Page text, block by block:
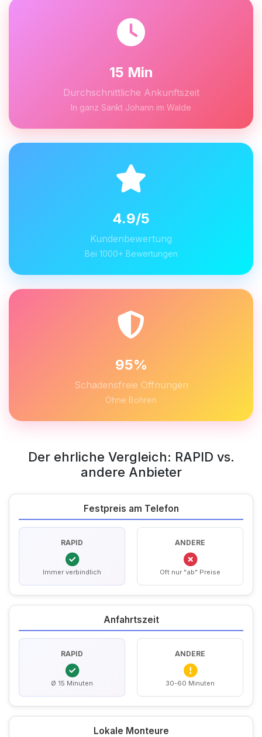
15 Min
Durchschnittliche Ankunftszeit
In ganz Sankt Johann im Walde
4.9/5
Kundenbewertung
Bei 1000+ Bewertungen
95%
Schadensfreie Öffnungen
Ohne Bohren
Der ehrliche Vergleich: RAPID vs.
andere Anbieter
Festpreis am Telefon
RAPID
Immer verbindlich
ANDERE
Oft nur "ab" Preise
Anfahrtszeit
RAPID
Ø 15 Minuten
ANDERE
30-60 Minuten
Lokale Monteure